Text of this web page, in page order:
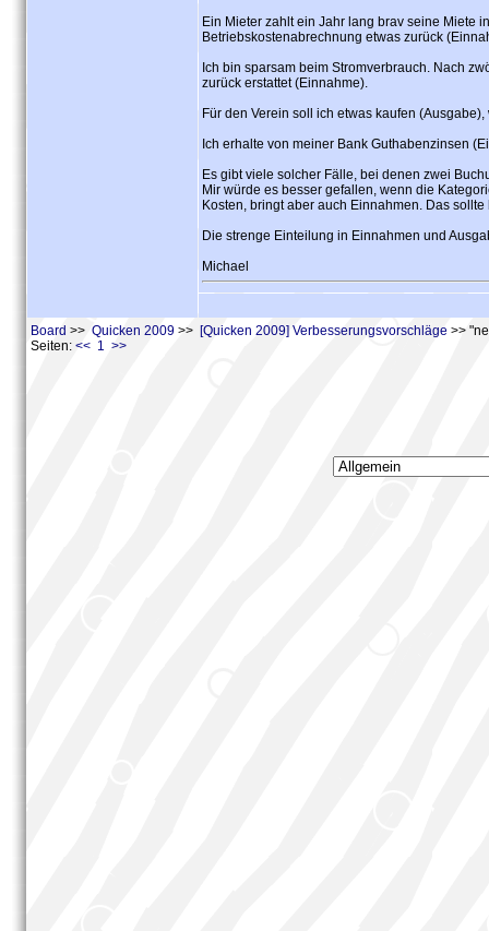
Ein Mieter zahlt ein Jahr lang brav seine Miete
Betriebskostenabrechnung etwas zurück
Ich bin sparsam beim Stromverbrauch. Nach
zurück erstattet (Einnahme).
Für den Verein soll ich etwas kaufen
Ich erhalte von meiner Bank Guthabenzinsen
Es gibt viele solcher Fälle, bei denen zwei
Mir würde es besser gefallen, wenn die
Kosten, bringt aber auch Einnahmen. Das
Die strenge Einteilung in Einnahmen und
Michael
Board >> Quicken 2009 >> [Quicken 2009] Verbesserungsvorschläge >>
Seiten: << 1 >>